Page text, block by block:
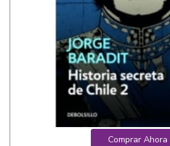
Comprar Ahora